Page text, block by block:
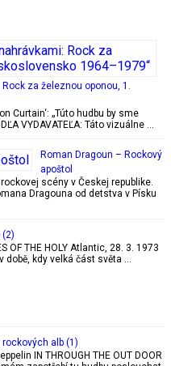
za železnou oponou, 1.
Curtain‘: „Túto hudbu by sme
VYDAVATEĽA: Táto vizuálne …
Roman Dragoun – Rockový
apoštol
scény v Českej republike.
Dragouna od detstva v Písku
(2)
OF THE HOLY Atlantic, 28. 3. 1973
době, kdy velká část světa …
rockových alb (1)
IN THROUGH THE OUT DOOR